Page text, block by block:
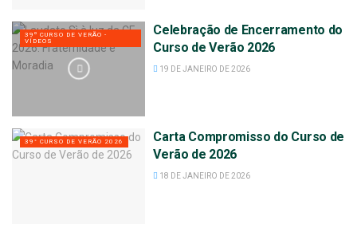
39º CURSO DE VERÃO -
VÍDEOS
Celebração de Encerramento do
Curso de Verão 2026
19 DE JANEIRO DE 2026
39° CURSO DE VERÃO 2026
Carta Compromisso do Curso de
Verão de 2026
18 DE JANEIRO DE 2026